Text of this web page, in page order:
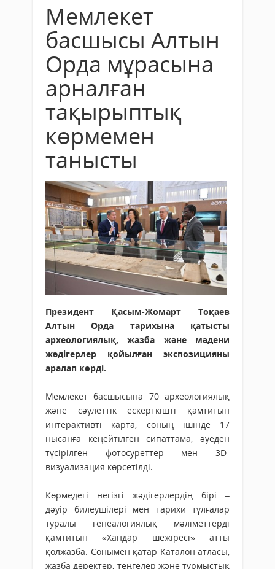
Мемлекет
басшысы Алтын
Орда мұрасына
арналған
тақырыптық
көрмемен
танысты
Президент Қасым-Жомарт Тоқаев
Алтын Орда тарихына қатысты
археологиялық, жазба және мәдени
жәдігерлер қойылған экспозицияны
аралап көрді.
Мемлекет басшысына 70 археологиялық
және сәулеттік ескерткішті қамтитын
интерактивті карта, соның ішінде 17
нысанға кеңейтілген сипаттама, әуеден
түсірілген фотосуреттер мен 3D-
визуализация көрсетілді.
Көрмедегі негізгі жәдігерлердің бірі –
дәуір билеушілері мен тарихи тұлғалар
туралы генеалогиялық мәліметтерді
қамтитын «Хандар шежіресі» атты
қолжазба. Сонымен қатар Каталон атласы,
жазба деректер, теңгелер және тұрмыстық